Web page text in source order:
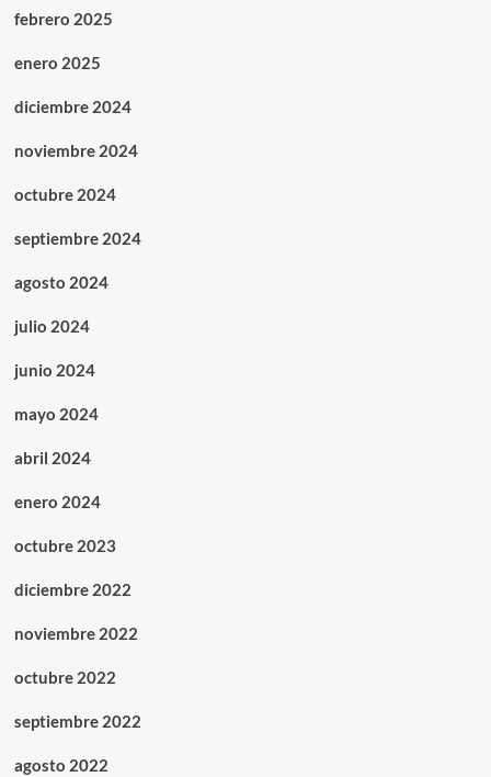
febrero 2025
enero 2025
diciembre 2024
noviembre 2024
octubre 2024
septiembre 2024
agosto 2024
julio 2024
junio 2024
mayo 2024
abril 2024
enero 2024
octubre 2023
diciembre 2022
noviembre 2022
octubre 2022
septiembre 2022
agosto 2022